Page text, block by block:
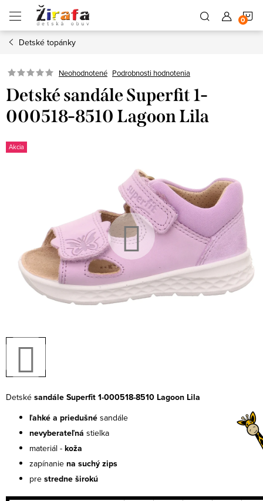
obsah
Detské topánky
Neohodnotené Podrobnosti hodnotenia
Detské sandále Superfit 1-
000518-8510 Lagoon Lila
Akcia
Detské sandále Superfit 1-000518-8510 Lagoon Lila
ľahké a priedušné sandále
nevyberateľná stielka
materiál - koža
zapínanie na suchý zips
pre stredne širokú